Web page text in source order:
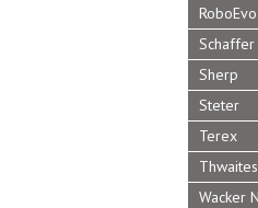
RoboEvo
Schaffer
Sherp
Steter
Terex
Thwaites
Wacker